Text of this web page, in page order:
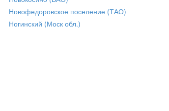
Новофедоровское поселение (ТАО)
Ногинский (Моск обл.)